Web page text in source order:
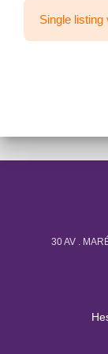
Single listing
30 AV .